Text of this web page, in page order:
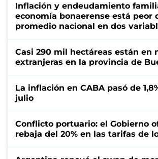
Inflación y endeudamiento
economía bonaerense está peor
promedio nacional en dos
Casi 290 mil hectáreas están en
extranjeras en la provincia de
La inflación en CABA pasó de
julio
Conflicto portuario: el Gobierno
rebaja del 20% en las tarifas de